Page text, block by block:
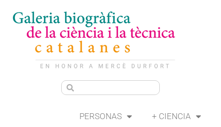
PERSONAS + CIENCIA